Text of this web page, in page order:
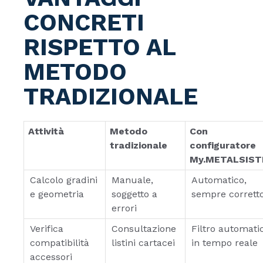
CONCRETI
RISPETTO AL
METODO
TRADIZIONALE
Attività
Metodo
tradizionale
Con
configuratore
Calcolo gradini
e geometria
Manuale,
soggetto a
errori
Automatico,
sempre
Verifica
compatibilità
accessori
Consultazione
listini cartacei
Filtro
in tempo reale